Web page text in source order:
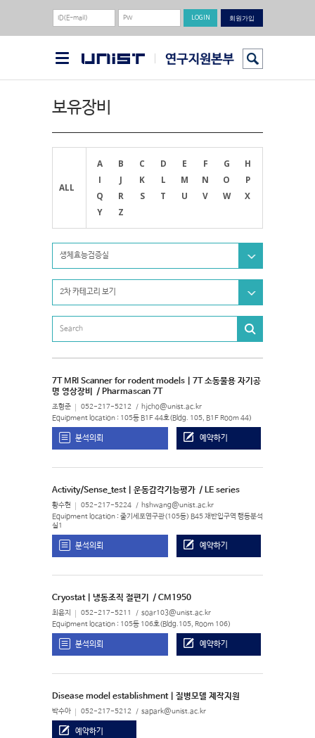
회원가입
보유장비
ALL
A B C D E F G
H
I
J K L M N O
P
Q
R S T U V W
X
Y
Z
생체효능검증실
2차 카테고리 보기
7T MRI Scanner for rodent models | 7T 소동물용 자기공
명 영상장비
/ Pharmascan 7T
조형준 052-217-5212 hjcho@unist.ac.kr
Equipment location : 105동 B1F 44호(Bldg. 105, B1F Room 44)
분석의뢰 예약하기
Activity/Sense_test | 운동감각기능평가 / LE series
황수현 052-217-5224 hshwang@unist.ac.kr
Equipment location : 줄기세포연구관(105동) B45 재반입구역 행동분석
실1
분석의뢰 예약하기
Cryostat | 냉동조직 절편기 / CM1950
최윤지 052-217-5211 soar103@unist.ac.kr
Equipment location : 105동 106호(Bldg.105, Room 106)
분석의뢰 예약하기
Disease model establishment | 질병모델 제작지원
박수아 052-217-5212 sapark@unist.ac.kr
예약하기